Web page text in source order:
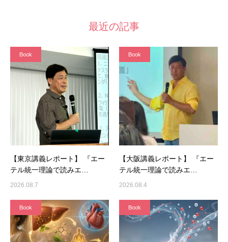
最近の記事
Book
【東京講義レポート】 『エー
テル統一理論で読みエ…
2026.08.7
Book
【大阪講義レポート】 『エー
テル統一理論で読みエ…
2026.08.4
Book Book